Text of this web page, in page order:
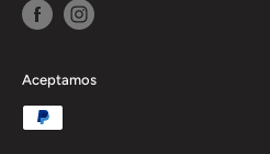
Aceptamos